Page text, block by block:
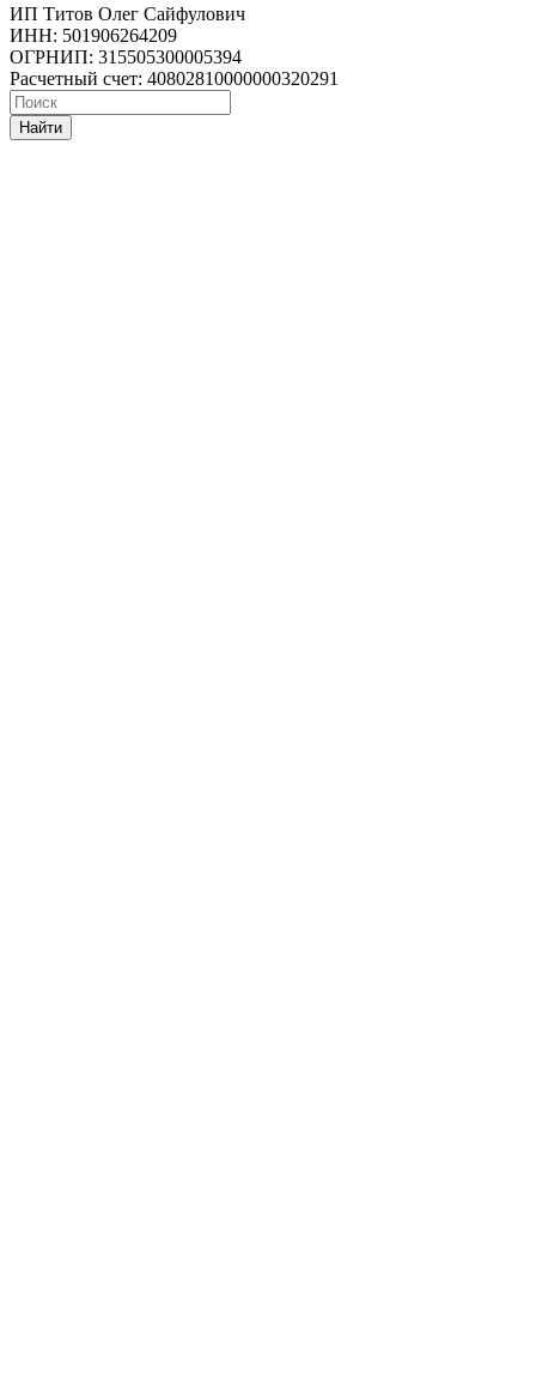
ИП Титов Олег Сайфулович
ИНН: 501906264209
ОГРНИП: 315505300005394
Расчетный счет: 40802810000000320291
Найти